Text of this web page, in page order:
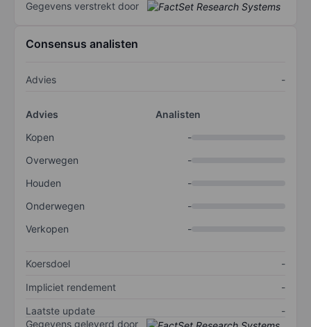
Gegevens verstrekt door
Consensus analisten
Advies -
Advies
Analisten
Kopen
-
Overwegen
-
Houden
-
Onderwegen
-
Verkopen
-
Koersdoel
-
Impliciet rendement
-
Laatste update
-
Gegevens geleverd door